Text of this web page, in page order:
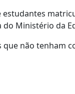
Ministério da
não tenham